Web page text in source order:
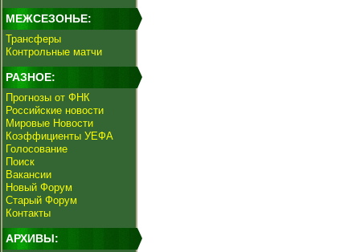
МЕЖСЕЗОНЬЕ:
Трансферы
Контрольные матчи
РАЗНОЕ:
Прогнозы от ФНК
Российские новости
Мировые Новости
Коэффициенты УЕФА
Голосование
Поиск
Вакансии
Новый Форум
Старый Форум
Контакты
АРХИВЫ: